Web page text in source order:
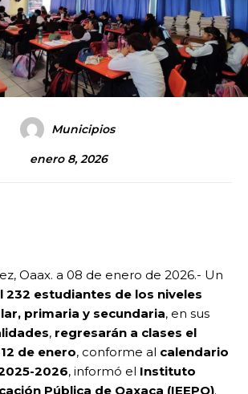
Municipios
enero 8, 2026
Oaax. a 08 de enero de 2026.- Un
232 estudiantes de los niveles
primaria y secundaria, en sus
, regresarán a clases el
de enero, conforme al calendario
2026, informó el Instituto
Pública de Oaxaca (IEEPO).